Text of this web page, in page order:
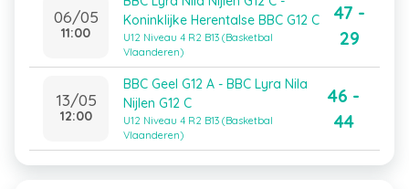
06/05
11:00
Koninklijke Herentalse BBC G12 C
U12 Niveau 4 R2 B13 (Basketbal
Vlaanderen)
47 -
29
13/05
12:00
BBC Geel G12 A - BBC Lyra Nila
Nijlen G12 C
U12 Niveau 4 R2 B13 (Basketbal
Vlaanderen)
46 -
44